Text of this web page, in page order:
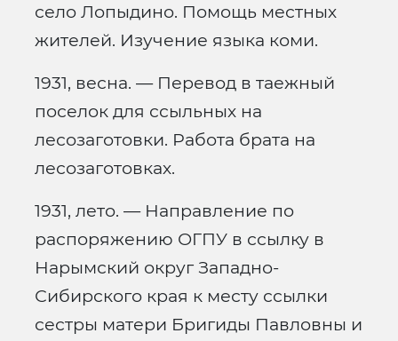
село Лопыдино. Помощь местных
жителей. Изучение языка коми.
1931, весна. — Перевод в таежный
поселок для ссыльных на
лесозаготовки. Работа брата на
лесозаготовках.
1931, лето. — Направление по
распоряжению ОГПУ в ссылку в
Нарымский округ Западно-
Сибирского края к месту ссылки
сестры матери Бригиды Павловны и